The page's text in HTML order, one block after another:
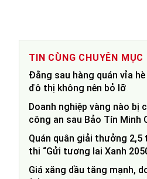
TIN CÙNG CHUYÊN MỤC
Đằng sau hàng quán vỉa
đô thị không nên bỏ lỡ
Doanh nghiệp vàng nào bị
công an sau Bảo Tín Minh
Quán quân giải thưởng
thi “Gửi tương lai Xanh
Giá xăng dầu tăng mạnh,